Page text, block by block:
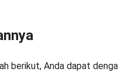
berikut, Anda dapat